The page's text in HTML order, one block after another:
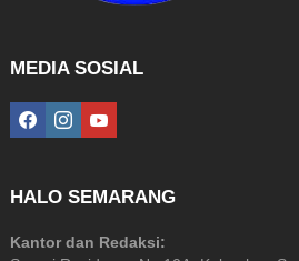
MEDIA SOSIAL
facebookinstagramyoutube
HALO SEMARANG
Kantor dan Redaksi: